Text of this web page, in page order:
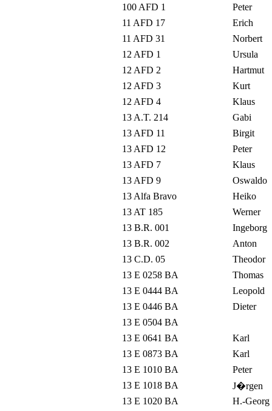
100 AFD 1
Peter
11 AFD 17
Erich
11 AFD 31
Norbert
12 AFD 1
Ursula
12 AFD 2
Hartmut
12 AFD 3
Kurt
12 AFD 4
Klaus
13 A.T. 214
Gabi
13 AFD 11
Birgit
13 AFD 12
Peter
13 AFD 7
Klaus
13 AFD 9
Oswaldo
13 Alfa Bravo
Heiko
13 AT 185
Werner
13 B.R. 001
Ingeborg
13 B.R. 002
Anton
13 C.D. 05
Theodor
13 E 0258 BA
Thomas
13 E 0444 BA
Leopold
13 E 0446 BA
Dieter
13 E 0504 BA
13 E 0641 BA
Karl
13 E 0873 BA
Karl
13 E 1010 BA
Peter
13 E 1018 BA
J�rgen
13 E 1020 BA
H.-Georg